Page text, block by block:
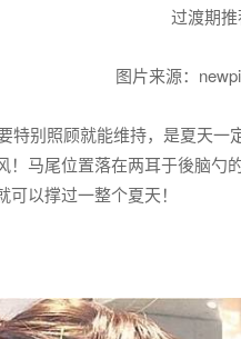
过渡期
图片来源：
特别照顾就能维持，是夏天
！马尾位置落在两耳于後脑勺
以撑过一整个夏天！